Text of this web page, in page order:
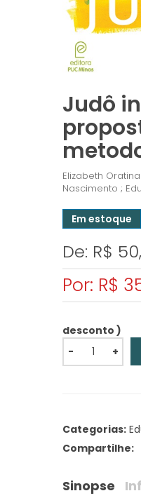
Judô
Elizabeth
Nascimento ;
Em estoque
De: R$
Por: R$
desconto )
-
+
Categorias:
Compartilhe:
Sinopse